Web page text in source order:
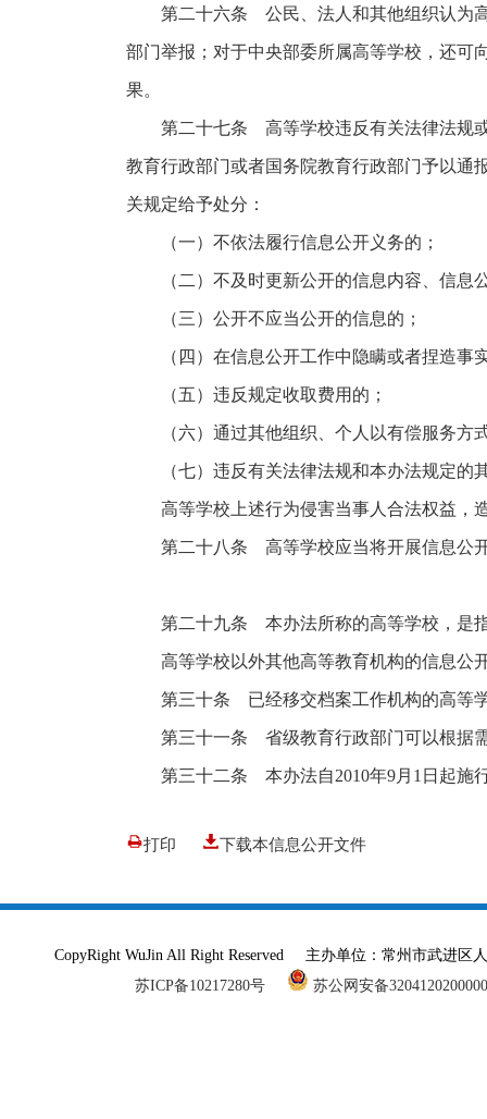
第二十六条 公民、法人和其他组织认为高
部门举报；对于中央部委所属高等学校，还可
果。
第二十七条 高等学校违反有关法律法规或
教育行政部门或者国务院教育行政部门予以通
关规定给予处分：
（一）不依法履行信息公开义务的；
（二）不及时更新公开的信息内容、信息
（三）公开不应当公开的信息的；
（四）在信息公开工作中隐瞒或者捏造事
（五）违反规定收取费用的；
（六）通过其他组织、个人以有偿服务方
（七）违反有关法律法规和本办法规定的
高等学校上述行为侵害当事人合法权益，
第二十八条 高等学校应当将开展信息公开
第二十九条 本办法所称的高等学校，是指
高等学校以外其他高等教育机构的信息公
第三十条 已经移交档案工作机构的高等学
第三十一条 省级教育行政部门可以根据需
第三十二条 本办法自2010年9月1日起施
打印 下载本信息公开文件
CopyRight WuJin All Right Reserved 主办单位：常州市武进
苏ICP备10217280号
苏公网安备